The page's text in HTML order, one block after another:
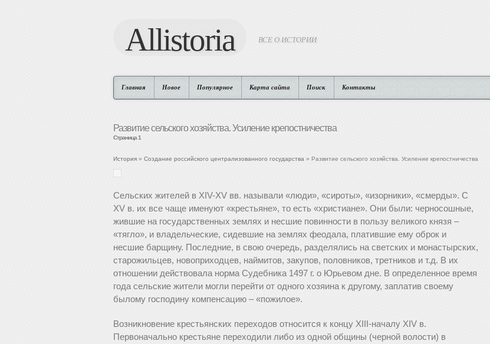
Allistoria ВСЕ О ИСТОРИИ
Главная Новое Популярное Карта сайта Поиск Контакты
Развитие сельского хозяйства. Усиление крепостничества
Страница 1
История » Создание российского централизованного государства » Развитие сельского хозяйства. Усиление крепостничества
Сельских жителей в ХIV-ХV вв. называли «люди», «сироты», «изорники», «смерды». С
XV в. их все чаще именуют «крестьяне», то есть «христиане». Они были: черносошные,
жившие на государственных землях и несшие повинности в пользу великого князя –
«тягло», и владельческие, сидевшие на землях феодала, платившие ему оброк и
несшие барщину. Последние, в свою очередь, разделялись на светских и монастырских,
старожильцев, новоприходцев, наймитов, закупов, половников, третников и т.д. В их
отношении действовала норма Судебника 1497 г. о Юрьевом дне. В определенное время
года сельские жители могли перейти от одного хозяина к другому, заплатив своему
былому господину компенсацию – «пожилое».
Возникновение крестьянских переходов относится к концу XIII-началу XIV в.
Первоначально крестьяне переходили либо из одной общины (черной волости) в